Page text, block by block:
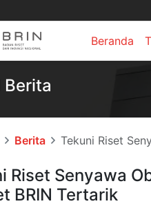
Beranda
Berita
Berita Tekuni Riset
Riset Senyawa
BRIN Tertarik